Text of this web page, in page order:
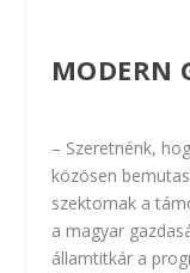
MODERN
– Szeretnénk,
közösen
szektornak a
a magyar
államtitkár a